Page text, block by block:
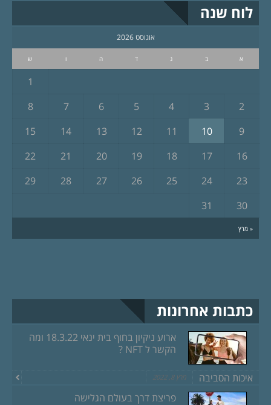
לוח שנה
אוגוסט 2026
א ב ג ד ה ו ש
« מרץ
1
2
3
4
5
6
7
8
9
10
11
12
13
14
15
16
17
18
19
20
21
22
23
24
25
26
27
28
29
30
31
כתבות אחרונות
ארוע ניקיון בחוף בית ינאי 18.3.22 ומה
הקשר ל NFT ?
איכות הסביבה מרץ 8, 2022
פריצת דרך בעולם הגלישה